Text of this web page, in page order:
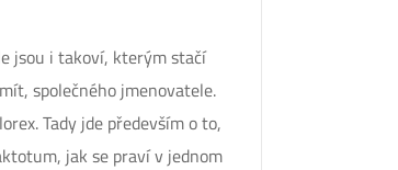
jsou i takoví, kterým stačí
společného jmenovatele.
Tady jde především o to,
jak se praví v jednom